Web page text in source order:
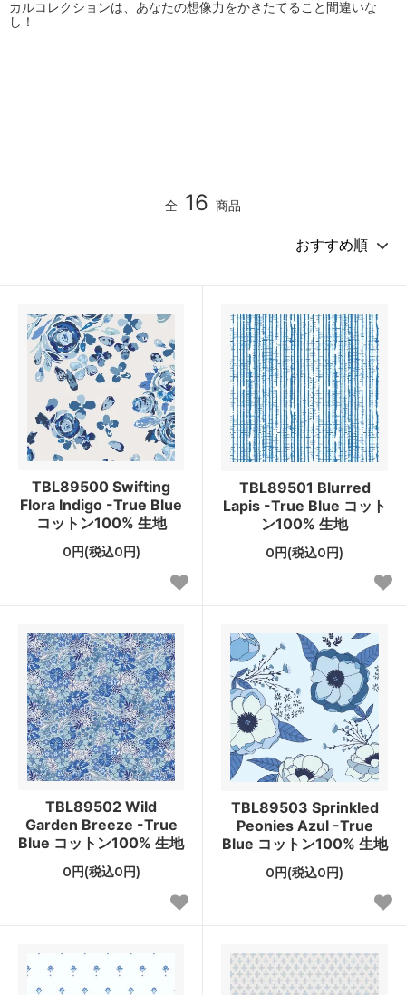
カルコレクションは、あなたの想像力をかきたてること間違いな
し！
全 16 商品
TBL89500 Swifting
Flora Indigo -True Blue
コットン100% 生地
0円(税込0円)
TBL89501 Blurred
Lapis -True Blue コット
ン100% 生地
0円(税込0円)
TBL89502 Wild
Garden Breeze -True
Blue コットン100% 生地
0円(税込0円)
TBL89503 Sprinkled
Peonies Azul -True
Blue コットン100% 生地
0円(税込0円)